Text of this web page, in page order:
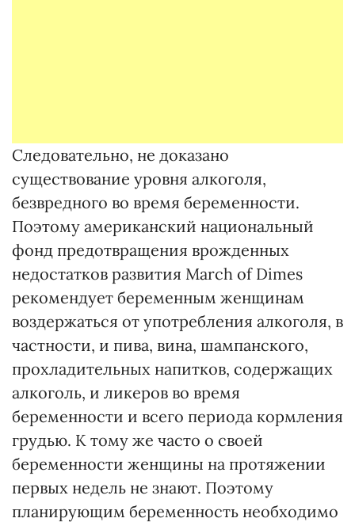
Следовательно, не доказано
существование уровня алкоголя,
безвредного во время беременности.
Поэтому американский национальный
фонд предотвращения врожденных
недостатков развития March of Dimes
рекомендует беременным женщинам
воздержаться от употребления алкоголя, в
частности, и пива, вина, шампанского,
прохладительных напитков, содержащих
алкоголь, и ликеров во время
беременности и всего периода кормления
грудью. К тому же часто о своей
беременности женщины на протяжении
первых недель не знают. Поэтому
планирующим беременность необходимо